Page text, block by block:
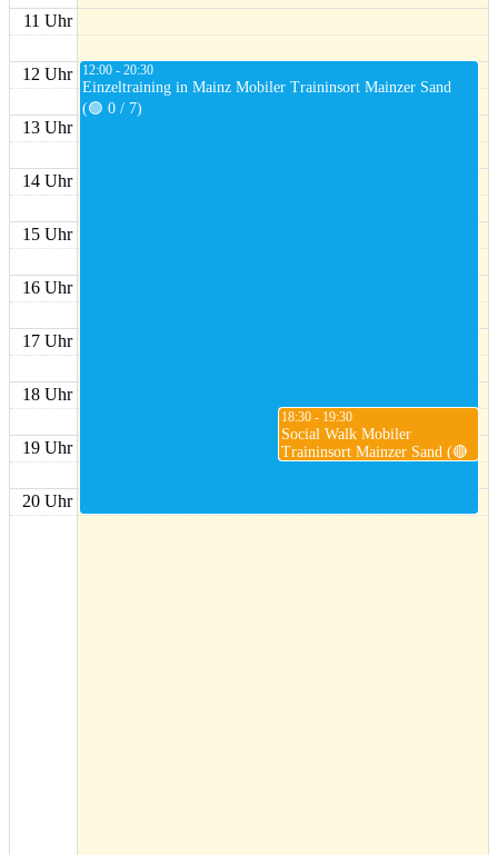
11 Uhr
12 Uhr
13 Uhr
14 Uhr
15 Uhr
16 Uhr
17 Uhr
18 Uhr
19 Uhr
20 Uhr
12:00 - 20:30
Einzeltraining in Mainz Mobiler Traininsort Mainzer Sand
(🟢 0 / 7)
18:30 - 19:30
Social Walk Mobiler
Traininsort Mainzer Sand (🔴